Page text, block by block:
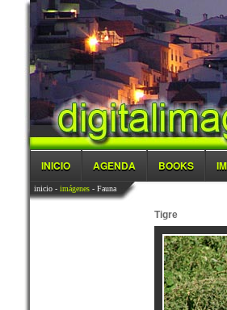
INICIO AGENDA BOOKS
inicio- imágenes- Fauna
Tigre